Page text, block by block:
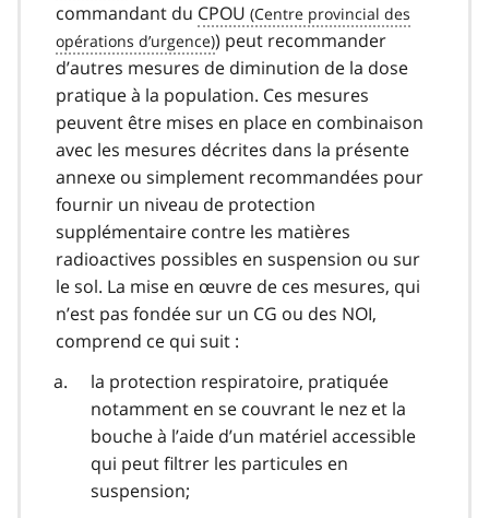
commandant du CPOU
) peut recommander
d’autres mesures de diminution de la dose
pratique à la population. Ces mesures
peuvent être mises en place en combinaison
avec les mesures décrites dans la présente
annexe ou simplement recommandées pour
fournir un niveau de protection
supplémentaire contre les matières
radioactives possibles en suspension ou sur
le sol. La mise en œuvre de ces mesures, qui
n’est pas fondée sur un CG ou des NOI,
comprend ce qui suit :
la protection respiratoire, pratiquée
notamment en se couvrant le nez et la
bouche à l’aide d’un matériel accessible
qui peut filtrer les particules en
suspension;